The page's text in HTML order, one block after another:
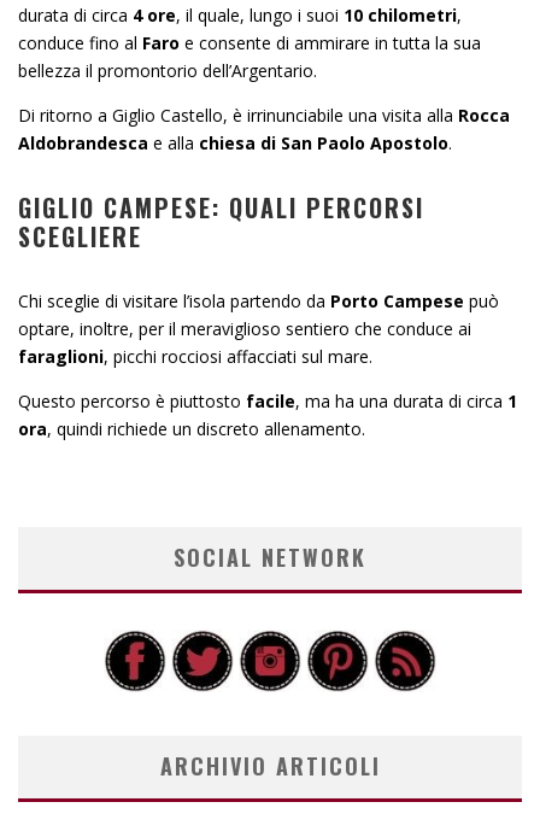
durata di circa 4 ore, il quale, lungo i suoi 10 chilometri,
conduce fino al Faro e consente di ammirare in tutta la sua
bellezza il promontorio dell’Argentario.
Di ritorno a Giglio Castello, è irrinunciabile una visita alla Rocca
Aldobrandesca e alla chiesa di San Paolo Apostolo.
GIGLIO CAMPESE: QUALI PERCORSI
SCEGLIERE
Chi sceglie di visitare l’isola partendo da Porto Campese può
optare, inoltre, per il meraviglioso sentiero che conduce ai
faraglioni, picchi rocciosi affacciati sul mare.
Questo percorso è piuttosto facile, ma ha una durata di circa 1
ora, quindi richiede un discreto allenamento.
SOCIAL NETWORK
ARCHIVIO ARTICOLI